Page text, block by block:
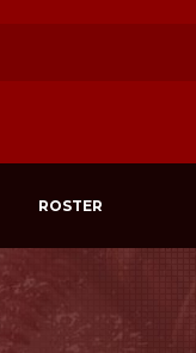
ROSTER